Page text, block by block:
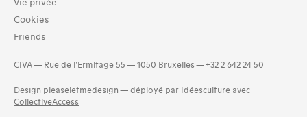
02-architecture agricole (10)
03-architecture artisanale et industrielle (23)
05-architecture de l'administration et vie publique (21)
07-architecture judiciaire, pénitentiaire, police (4)
08-architecture militaire (3)
and 11 more
Vie privée
Cookies
Friends
CIVA — Rue de l’Ermitage 55 — 1050 Bruxelles — +32 2 642 24 50
Design pleaseletmedesign — déployé par Idéesculture avec
CollectiveAccess